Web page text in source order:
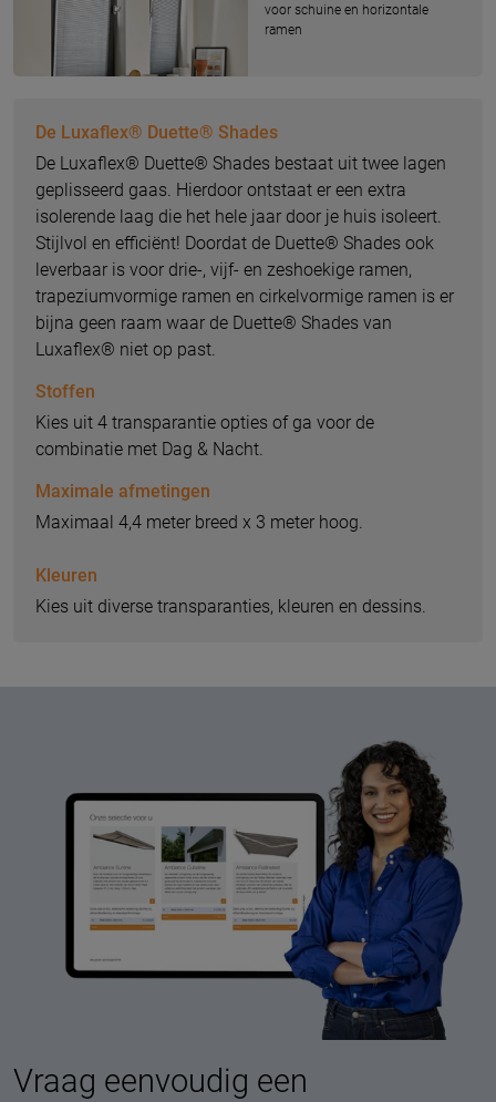
voor schuine en horizontale
ramen
De Luxaflex® Duette® Shades
De Luxaflex® Duette® Shades bestaat uit twee lagen
geplisseerd gaas. Hierdoor ontstaat er een extra
isolerende laag die het hele jaar door je huis isoleert.
Stijlvol en efficiënt! Doordat de Duette® Shades ook
leverbaar is voor drie-, vijf- en zeshoekige ramen,
trapeziumvormige ramen en cirkelvormige ramen is er
bijna geen raam waar de Duette® Shades van
Luxaflex® niet op past.
Stoffen
Kies uit 4 transparantie opties of ga voor de
combinatie met Dag & Nacht.
Maximale afmetingen
Maximaal 4,4 meter breed x 3 meter hoog.
Kleuren
Kies uit diverse transparanties, kleuren en dessins.
Vraag eenvoudig een